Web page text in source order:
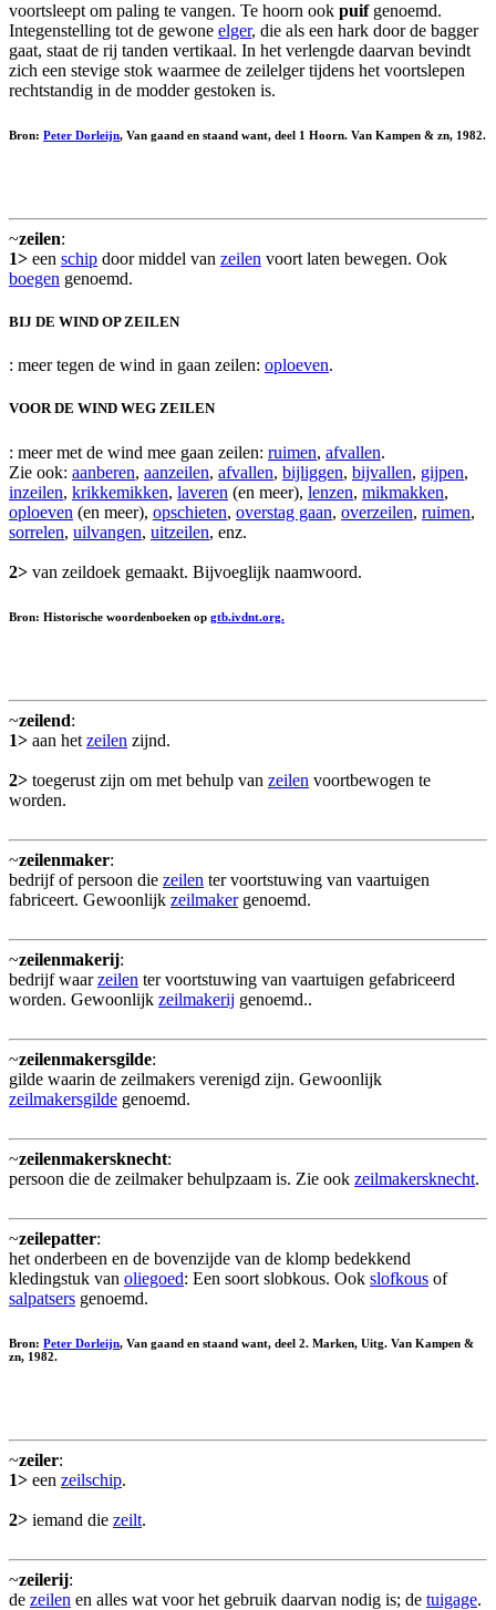
voortsleept om paling te vangen. Te hoorn ook puifgenoemd.
Integenstelling tot de gewone elger, die als een hark door de bagger
gaat, staat de rij tanden vertikaal. In het verlengde daarvan bevindt
zich een stevige stok waarmee de zeilelger tijdens het voortslepen
rechtstandig in de modder gestoken is.
Bron: Peter Dorleijn, Van gaand en staand want, deel 1 Hoorn. Van Kampen & zn, 1982.
~zeilen:
1> een schip door middel van zeilen voort laten bewegen. Ook
boegen genoemd.
BIJ DE WIND OP ZEILEN
: meer tegen de wind in gaan zeilen: oploeven.
VOOR DE WIND WEG ZEILEN
: meer met de wind mee gaan zeilen: ruimen, afvallen.
Zie ook: aanberen, aanzeilen, afvallen, bijliggen, bijvallen, gijpen,
inzeilen, krikkemikken, laveren (en meer), lenzen, mikmakken,
oploeven (en meer), opschieten, overstag gaan, overzeilen, ruimen,
sorrelen, uilvangen, uitzeilen, enz.
2> van zeildoek gemaakt. Bijvoeglijk naamwoord.
Bron: Historische woordenboeken op gtb.ivdnt.org.
~zeilend:
1> aan het zeilen zijnd.
2> toegerust zijn om met behulp van zeilen voortbewogen te
worden.
~zeilenmaker:
bedrijf of persoon die zeilen ter voortstuwing van vaartuigen
fabriceert. Gewoonlijk zeilmakergenoemd.
~zeilenmakerij:
bedrijf waarzeilen ter voortstuwing van vaartuigen gefabriceerd
worden. Gewoonlijk zeilmakerij genoemd..
~zeilenmakersgilde:
gilde waarin de zeilmakers verenigd zijn. Gewoonlijk
zeilmakersgilde genoemd.
~zeilenmakersknecht:
persoon die de zeilmaker behulpzaam is. Zie ook zeilmakersknecht.
~zeilepatter:
het onderbeen en de bovenzijde van de klomp bedekkend
kledingstuk van oliegoed: Een soort slobkous. Ook slofkous of
salpatsers genoemd.
Bron: Peter Dorleijn, Van gaand en staand want, deel 2. Marken, Uitg. Van Kampen &
zn, 1982.
~zeiler:
1> een zeilschip.
2> iemand die zeilt.
~zeilerij:
de zeilen en alles wat voor het gebruik daarvan nodig is; de tuigage.